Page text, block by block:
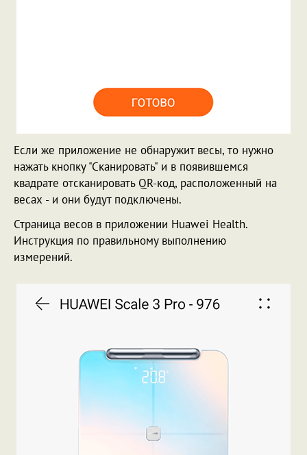
Если же приложение не обнаружит весы, то нужно
нажать кнопку "Сканировать" и в появившемся
квадрате отсканировать QR-код, расположенный на
весах - и они будут подключены.
Страница весов в приложении Huawei Health.
Инструкция по правильному выполнению
измерений.